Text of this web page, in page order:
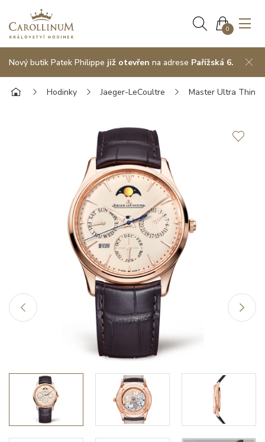
0
Nový butik Patek Philippe již otevřen na adrese Pařížská 6.
Hodinky Jaeger-LeCoultre Master Ultra Thin